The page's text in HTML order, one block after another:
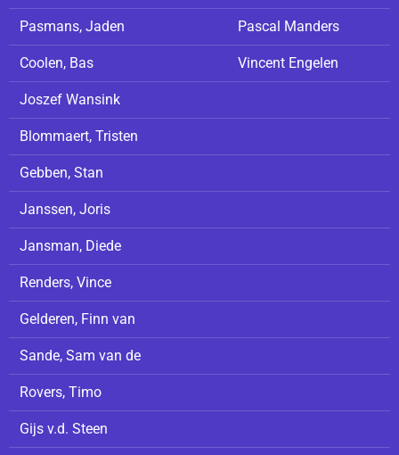
Pasmans, Jaden Pascal Manders
Coolen, Bas Vincent Engelen
Joszef Wansink
Blommaert, Tristen
Gebben, Stan
Janssen, Joris
Jansman, Diede
Renders, Vince
Gelderen, Finn van
Sande, Sam van de
Rovers, Timo
Gijs v.d. Steen